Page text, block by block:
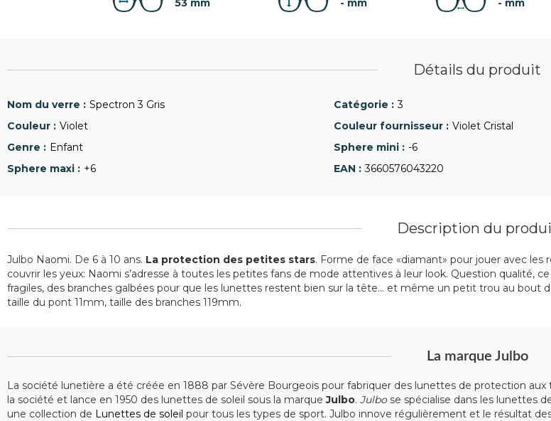
53 mm - mm - mm
Détails du produit
Spectron 3 Gris
3
Violet
Violet Cristal
Enfant
-6
+6
3660576043220
Description du
Julbo Naomi. De 6 à 10 ans. La protection des petites stars. Forme de face «diamant» pour jouer avec
couvrir les yeux: Naomi s’adresse à toutes les petites fans de mode attentives à leur look. Question qualité,
fragiles, des branches galbées pour que les lunettes restent bien sur la tête… et même un petit trou au bout
taille du pont 11mm, taille des branches 119mm.
La marque Julbo
La société lunetière a été créée en 1888 par Sévère Bourgeois pour fabriquer des lunettes de protection
la société et lance en 1950 des lunettes de soleil sous la marqueJulbo. Julbose spécialise dans les lunettes
une collection de Lunettes de soleil pour tous les types de sport. Julbo innove régulièrement et le résultat